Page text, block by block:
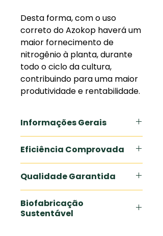
Desta forma, com o uso
correto do Azokop haverá um
maior fornecimento de
nitrogênio à planta, durante
todo o ciclo da cultura,
contribuindo para uma maior
produtividade e rentabilidade.
Informações Gerais
Eficiência Comprovada
Qualidade Garantida
Biofabricação
Sustentável